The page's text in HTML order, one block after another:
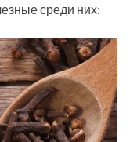
среди них: